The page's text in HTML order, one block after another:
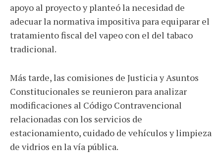
apoyo al proyecto y planteó la necesidad de
adecuar la normativa impositiva para equiparar el
tratamiento fiscal del vapeo con el del tabaco
tradicional.
Más tarde, las comisiones de Justicia y Asuntos
Constitucionales se reunieron para analizar
modificaciones al Código Contravencional
relacionadas con los servicios de
estacionamiento, cuidado de vehículos y limpieza
de vidrios en la vía pública.